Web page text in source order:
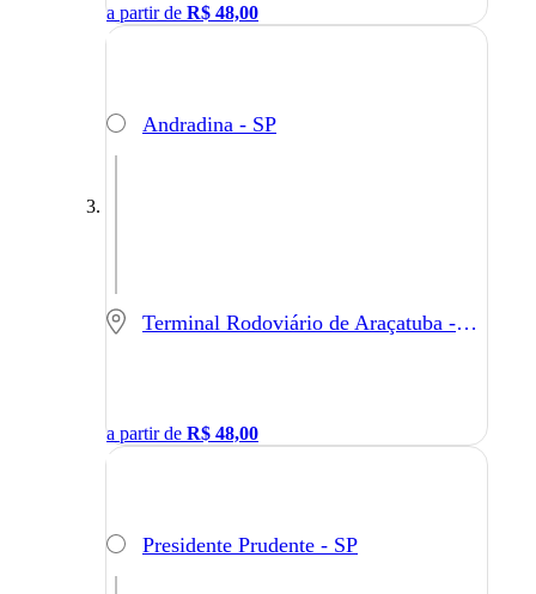
a partir de R$ 48,00
Andradina - SP
Terminal Rodoviário de Araçatuba - Araçatuba - SP
a partir de R$ 48,00
Presidente Prudente - SP